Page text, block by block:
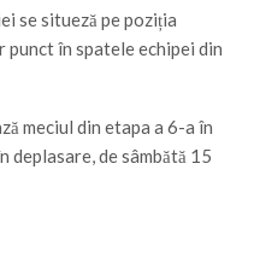
se situeză pe poziția
punct în spatele echipei din
meciul din etapa a 6-a în
deplasare, de sâmbătă 15